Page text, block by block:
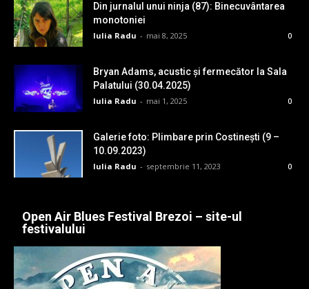
Din jurnalul unui ninja (87): Binecuvântarea
monotoniei
Iulia Radu - mai 8, 2025 0
Bryan Adams, acustic și fermecător la Sala
Palatului (30.04.2025)
Iulia Radu - mai 1, 2025 0
Galerie foto: Plimbare prin Costinești (9 –
10.09.2023)
Iulia Radu - septembrie 11, 2023 0
Open Air Blues Festival Brezoi – site-ul
festivalului